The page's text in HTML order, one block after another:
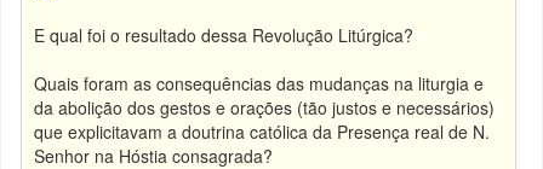
E qual foi o resultado dessa Revolução Litúrgica?
Quais foram as consequências das mudanças na liturgia e
da abolição dos gestos e orações (tão justos e necessários)
que explicitavam a doutrina católica da Presença real de N.
Senhor na Hóstia consagrada?